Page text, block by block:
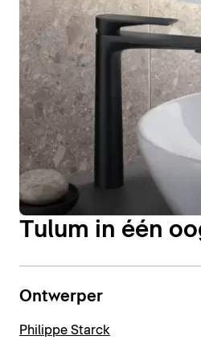
Tulum in één
Ontwerper
Philippe Starck